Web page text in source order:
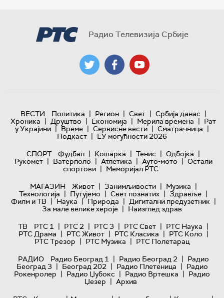
Радио Телевизија Србије
ВЕСТИ Политика | Регион | Свет | Србија данас |
Хроника | Друштво | Економија | Мерила времена | Рат
у Украјини | Време | Сервисне вести | Сматрачница |
Подкаст | ЕУ могућности 2026
СПОРТ
Фудбал | Кошарка | Тенис | Одбојка |
Рукомет | Ватерполо | Атлетика | Ауто-мото | Остали
спортови | Меморијал РТС
МАГАЗИН
Живот | Занимљивости | Музика |
Технологијa | Путујемо | Свет познатих | Здравље |
Филм и ТВ | Наука | Природа | Дигитални предузетник |
За мале велике хероје | Наизглед здрав
ТВ
РТС 1 | РТС 2 | РТС 3 | РТС Свет | РТС Наука |
РТС Драма | РТС Живот | РТС Класика | РТС Коло |
РТС Трезор | РТС Музика | РТС Полетарац
РАДИО
Радио Београд 1 | Радио Београд 2 | Радио
Београд 3 | Београд 202 | Радио Плетеница | Радио
Рокенролер | Радио Џубокс | Радио Вртешка | Радио
Џезер | Архив